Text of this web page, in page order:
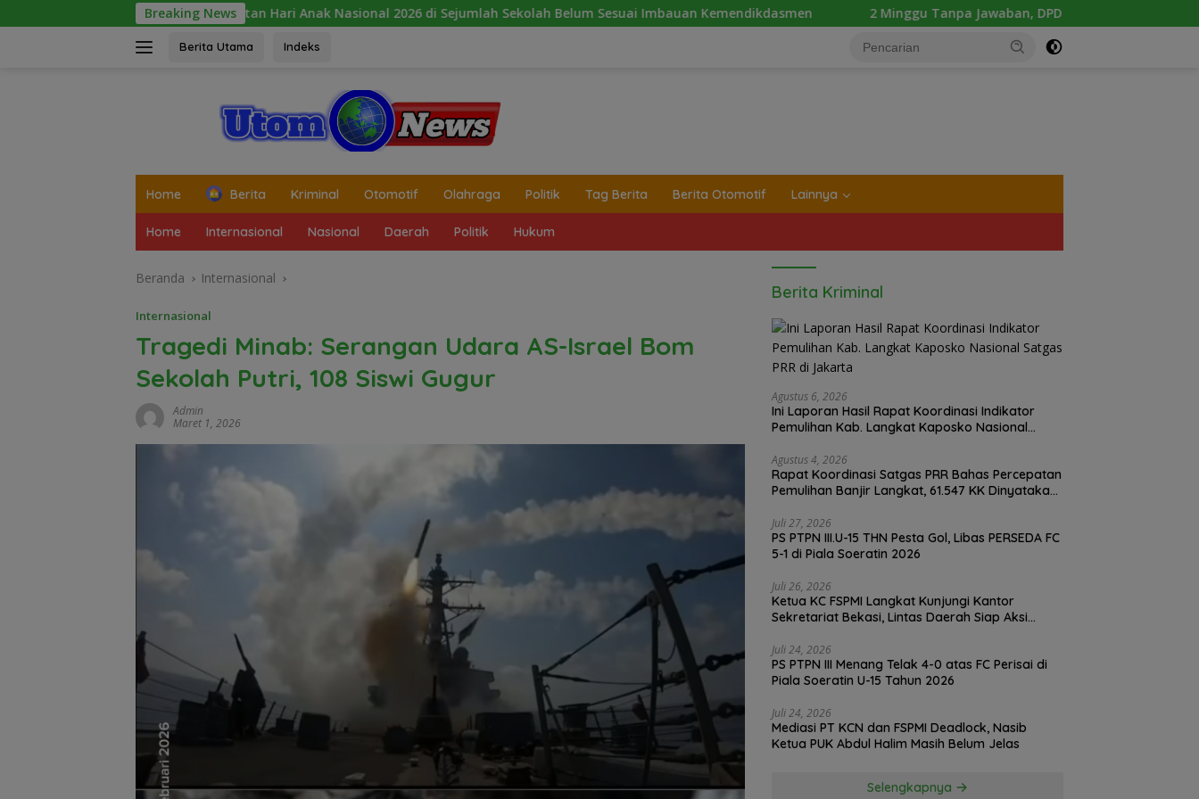
ke
Breaking News
Peringatan Hari Anak Nasional 2026 di Sejumlah Sekolah Belum Sesuai Imbauan Kemendikdasmen 2 Minggu Tanpa Jawaban, DPD Mosi Sumut Ancam Gelar Aksi Damai Di
Berita Utama Indeks
Home Berita Kriminal Otomotif Olahraga Politik Tag Berita Berita Otomotif Lainnya
Home Internasional Nasional Daerah Politik Hukum
Beranda Internasional
Internasional
Tragedi Minab: Serangan Udara AS-Israel Bom
Sekolah Putri, 108 Siswi Gugur
Admin
Maret 1, 2026
Berita Kriminal
Agustus 6, 2026
Ini Laporan Hasil Rapat Koordinasi Indikator
Pemulihan Kab. Langkat Kaposko Nasional
Agustus 4, 2026
Rapat Koordinasi Satgas PRR Bahas Percepatan
Pemulihan Banjir Langkat, 61.547 KK Dinyatakan
Juli 27, 2026
PS PTPN III.U-15 THN Pesta Gol, Libas PERSEDA FC
5-1 di Piala Soeratin 2026
Juli 26, 2026
Ketua KC FSPMI Langkat Kunjungi Kantor
Sekretariat Bekasi, Lintas Daerah Siap Aksi
Juli 24, 2026
PS PTPN III Menang Telak 4-0 atas FC Perisai di
Piala Soeratin U-15 Tahun 2026
Juli 24, 2026
Mediasi PT KCN dan FSPMI Deadlock, Nasib
Selengkapnya